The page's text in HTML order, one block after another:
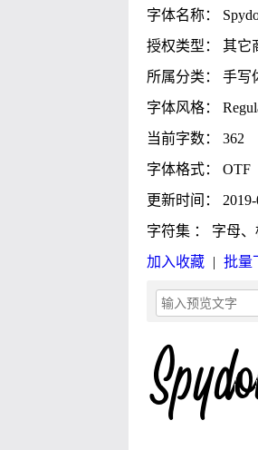
字体名称：
授权类型： 其它
所属分类： 手写
字体风格：
当前字数： 362
字体格式： OTF
更新时间： 2019-
字符集 ： 字母
加入收藏 | 批量